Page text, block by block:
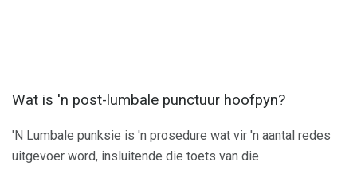
Wat is 'n post-lumbale punctuur hoofpyn?
'N Lumbale punksie is 'n prosedure wat vir 'n aantal redes
uitgevoer word, insluitende die toets van die